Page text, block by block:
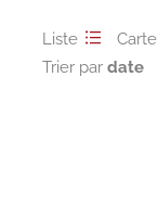
Liste Carte
Trier par